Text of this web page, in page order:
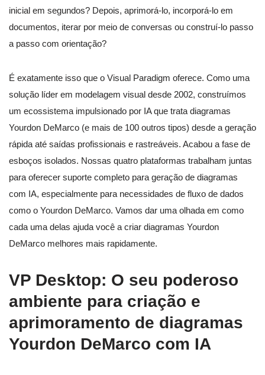
inicial em segundos? Depois, aprimorá-lo, incorporá-lo em
documentos, iterar por meio de conversas ou construí-lo passo
a passo com orientação?
É exatamente isso que o Visual Paradigm oferece. Como uma
solução líder em modelagem visual desde 2002, construímos
um ecossistema impulsionado por IA que trata diagramas
Yourdon DeMarco (e mais de 100 outros tipos) desde a geração
rápida até saídas profissionais e rastreáveis. Acabou a fase de
esboços isolados. Nossas quatro plataformas trabalham juntas
para oferecer suporte completo para geração de diagramas
com IA, especialmente para necessidades de fluxo de dados
como o Yourdon DeMarco. Vamos dar uma olhada em como
cada uma delas ajuda você a criar diagramas Yourdon
DeMarco melhores mais rapidamente.
VP Desktop: O seu poderoso
ambiente para criação e
aprimoramento de diagramas
Yourdon DeMarco com IA